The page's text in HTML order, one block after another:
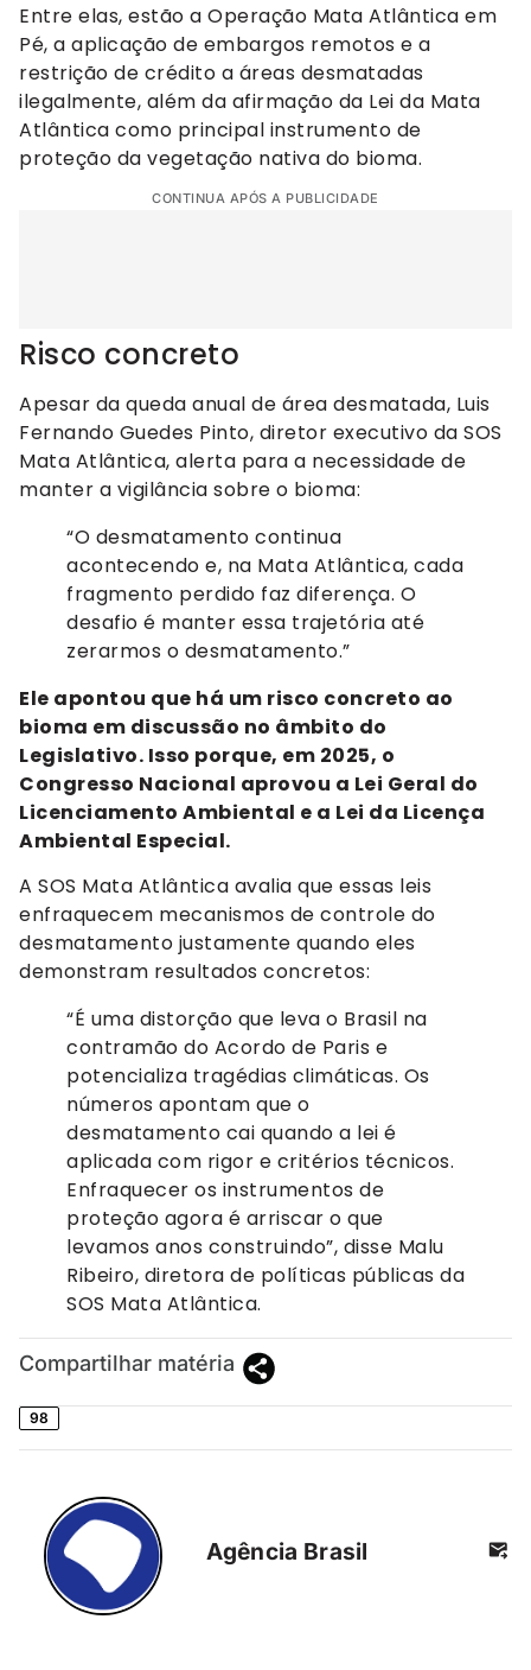
Entre elas, estão a Operação Mata Atlântica em
Pé, a aplicação de embargos remotos e a
restrição de crédito a áreas desmatadas
ilegalmente, além da afirmação da Lei da Mata
Atlântica como principal instrumento de
proteção da vegetação nativa do bioma.
CONTINUA APÓS A PUBLICIDADE
Risco concreto
Apesar da queda anual de área desmatada, Luis
Fernando Guedes Pinto, diretor executivo da SOS
Mata Atlântica, alerta para a necessidade de
manter a vigilância sobre o bioma:
“O desmatamento continua
acontecendo e, na Mata Atlântica, cada
fragmento perdido faz diferença. O
desafio é manter essa trajetória até
zerarmos o desmatamento.”
Ele apontou que há um risco concreto ao
bioma em discussão no âmbito do
Legislativo. Isso porque, em 2025, o
Congresso Nacional aprovou a Lei Geral do
Licenciamento Ambiental e a Lei da Licença
Ambiental Especial.
A SOS Mata Atlântica avalia que essas leis
enfraquecem mecanismos de controle do
desmatamento justamente quando eles
demonstram resultados concretos:
“É uma distorção que leva o Brasil na
contramão do Acordo de Paris e
potencializa tragédias climáticas. Os
números apontam que o
desmatamento cai quando a lei é
aplicada com rigor e critérios técnicos.
Enfraquecer os instrumentos de
proteção agora é arriscar o que
levamos anos construindo”, disse Malu
Ribeiro, diretora de políticas públicas da
SOS Mata Atlântica.
Compartilhar matéria
98
Agência Brasil